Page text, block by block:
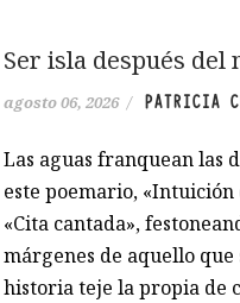
Ser isla después del
agosto 06, 2026 / PATRICIA
Las aguas franquean las
este poemario, «Intuición
«Cita cantada»,
márgenes de aquello que
historia teje la propia de